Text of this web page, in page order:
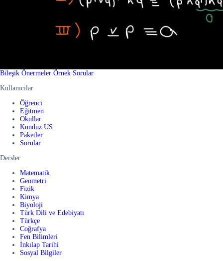
Bileşik Önermeler Örnek Sorular
Kullanıcılar
Öğrenci
Eğitmen
Okullar
Kunduz US
Paketler
Sorular
Dersler
Matematik
Geometri
Fizik
Kimya
Biyoloji
Türk Dili ve Edebiyatı
Türkçe
Coğrafya
Fen Bilimleri
İnkılap Tarihi
Sosyal Bilgiler